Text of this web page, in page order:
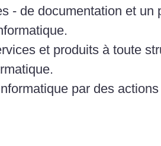
- de documentation et un
et produits à toute
par des